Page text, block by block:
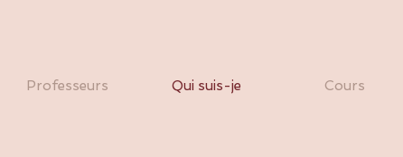
Professeurs Qui suis-je Cours